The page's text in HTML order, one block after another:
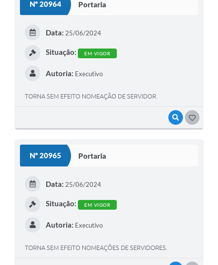
Nº 20964 Portaria
VISUALIZAR
Data: 25/06/2024
Situação: EM VIGOR
Autoria: Executivo
TORNA SEM EFEITO NOMEAÇÃO DE SERVIDOR.
Nº 20965 Portaria
Data: 25/06/2024
Situação: EM VIGOR
Autoria: Executivo
TORNA SEM EFEITO NOMEAÇÕES DE SERVIDORES.